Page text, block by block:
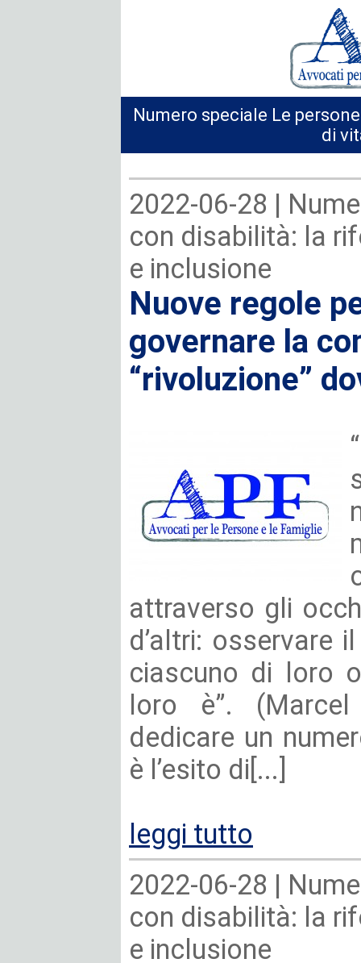
Numero speciale Le
di
2022-06-28 |
con disabilità: la
e inclusione
Nuove regole
governare la
“rivoluzione”
attraverso gli
d’altri: osservare
ciascuno di loro
loro è”.
dedicare un
è l’esito di[...]
leggi tutto
2022-06-28 |
con disabilità: la
e inclusione